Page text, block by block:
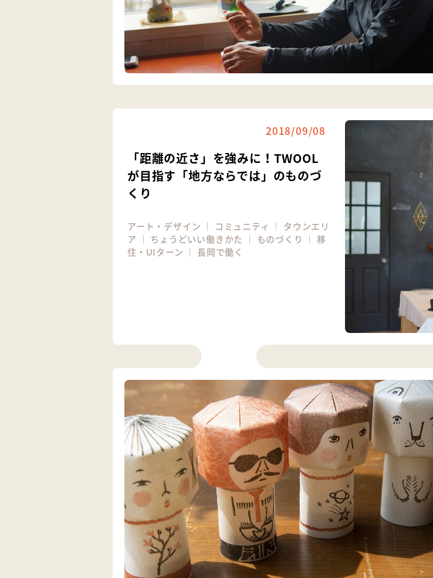
2018/09/08
「距離の近さ」を強みに！TWOOL
が目指す「地方ならでは」のものづ
くり
アート・デザイン ｜ コミュニティ ｜ タウンエリ
ア ｜ ちょうどいい働きかた ｜ ものづくり ｜移
住・UIターン ｜ 長岡で働く